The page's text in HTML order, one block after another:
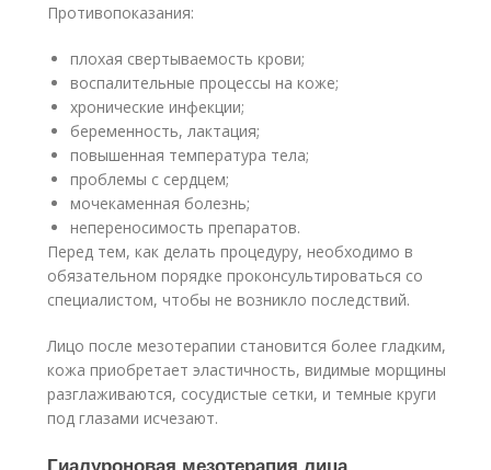
Противопоказания:
плохая свертываемость крови;
воспалительные процессы на коже;
хронические инфекции;
беременность, лактация;
повышенная температура тела;
проблемы с сердцем;
мочекаменная болезнь;
непереносимость препаратов.
Перед тем, как делать процедуру, необходимо в
обязательном порядке проконсультироваться со
специалистом, чтобы не возникло последствий.
Лицо после мезотерапии становится более гладким,
кожа приобретает эластичность, видимые морщины
разглаживаются, сосудистые сетки, и темные круги
под глазами исчезают.
Гиалуроновая мезотерапия лица